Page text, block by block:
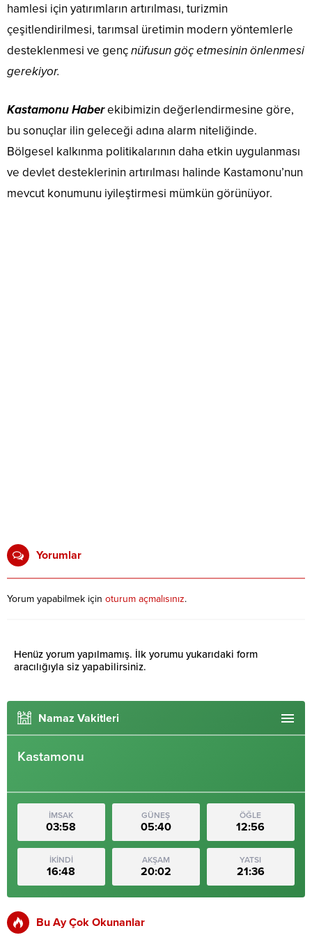
hamlesi için yatırımların artırılması, turizmin
çeşitlendirilmesi, tarımsal üretimin modern yöntemlerle
desteklenmesi ve gençnüfusun göç etmesinin önlenmesi
gerekiyor.
Kastamonu Haberekibimizin değerlendirmesine göre,
bu sonuçlar ilin geleceği adına alarm niteliğinde.
Bölgesel kalkınma politikalarının daha etkin uygulanması
ve devlet desteklerinin artırılması halinde Kastamonu’nun
mevcut konumunu iyileştirmesi mümkün görünüyor.
Yorumlar
Yorum yapabilmek için oturum açmalısınız.
Henüz yorum yapılmamış. İlk yorumu yukarıdaki form
aracılığıyla siz yapabilirsiniz.
Namaz Vakitleri
Kastamonu
İMSAK
03:58
GÜNEŞ
05:40
ÖĞLE
12:56
İKİNDİ
16:48
AKŞAM
20:02
YATSI
21:36
Bu Ay Çok Okunanlar